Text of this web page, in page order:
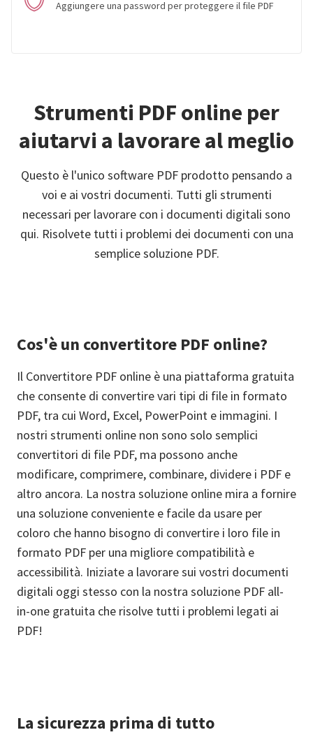
Aggiungere una password per proteggere il file PDF
Strumenti PDF online per
aiutarvi a lavorare al meglio
Questo è l'unico software PDF prodotto pensando a
voi e ai vostri documenti. Tutti gli strumenti
necessari per lavorare con i documenti digitali sono
qui. Risolvete tutti i problemi dei documenti con una
semplice soluzione PDF.
Cos'è un convertitore PDF online?
Il Convertitore PDF online è una piattaforma gratuita
che consente di convertire vari tipi di file in formato
PDF, tra cui Word, Excel, PowerPoint e immagini. I
nostri strumenti online non sono solo semplici
convertitori di file PDF, ma possono anche
modificare, comprimere, combinare, dividere i PDF e
altro ancora. La nostra soluzione online mira a fornire
una soluzione conveniente e facile da usare per
coloro che hanno bisogno di convertire i loro file in
formato PDF per una migliore compatibilità e
accessibilità. Iniziate a lavorare sui vostri documenti
digitali oggi stesso con la nostra soluzione PDF all-
in-one gratuita che risolve tutti i problemi legati ai
PDF!
La sicurezza prima di tutto